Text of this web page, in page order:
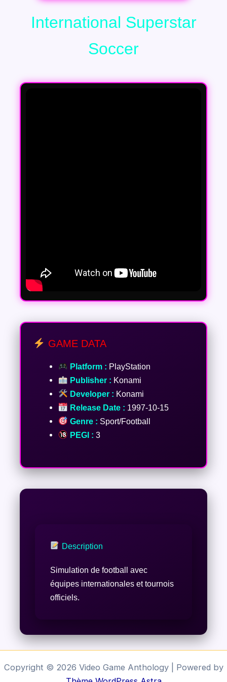
International Superstar
Soccer
GAME DATA
Platform : PlayStation
Publisher : Konami
Developer : Konami
Release Date : 1997-10-15
Genre : Sport/Football
PEGI : 3
Description
Simulation de football avec
équipes internationales et tournois
officiels.
Copyright © 2026 Video Game Anthology | Powered by